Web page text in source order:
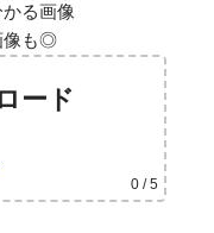
る画像
像も◎
ード
0 / 5